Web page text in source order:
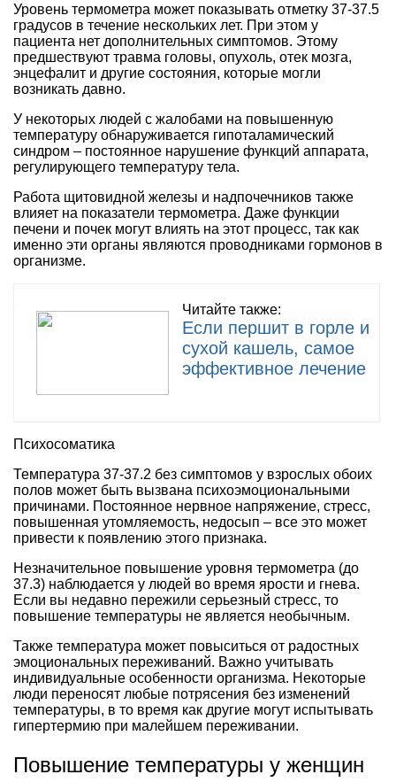
Уровень термометра может показывать отметку 37-37.5
градусов в течение нескольких лет. При этом у
пациента нет дополнительных симптомов. Этому
предшествуют травма головы, опухоль, отек мозга,
энцефалит и другие состояния, которые могли
возникать давно.
У некоторых людей с жалобами на повышенную
температуру обнаруживается гипоталамический
синдром – постоянное нарушение функций аппарата,
регулирующего температуру тела.
Работа щитовидной железы и надпочечников также
влияет на показатели термометра. Даже функции
печени и почек могут влиять на этот процесс, так как
именно эти органы являются проводниками гормонов в
организме.
Читайте также:
Если першит в горле и
сухой кашель, самое
эффективное лечение
Психосоматика
Температура 37-37.2 без симптомов у взрослых обоих
полов может быть вызвана психоэмоциональными
причинами. Постоянное нервное напряжение, стресс,
повышенная утомляемость, недосып – все это может
привести к появлению этого признака.
Незначительное повышение уровня термометра (до
37.3) наблюдается у людей во время ярости и гнева.
Если вы недавно пережили серьезный стресс, то
повышение температуры не является необычным.
Также температура может повыситься от радостных
эмоциональных переживаний. Важно учитывать
индивидуальные особенности организма. Некоторые
люди переносят любые потрясения без изменений
температуры, в то время как другие могут испытывать
гипертермию при малейшем переживании.
Повышение температуры у женщин